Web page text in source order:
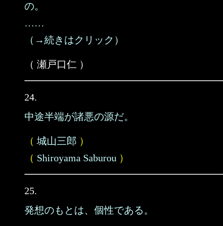
の。
……
（→続きはクリック）
（ 瀬戸口仁 ）
24.
中途半端が諸悪の源だ。
（ 城山三郎 ）
（ Shiroyama Saburou ）
25.
発想のもとは、個性である。